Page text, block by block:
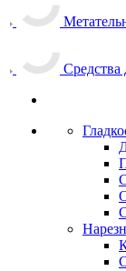
Средства